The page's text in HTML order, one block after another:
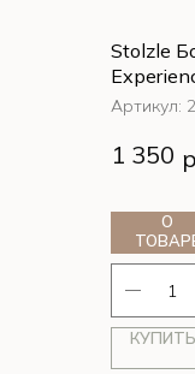
Stolzle
Артикул:
1 350
О
КУПИТЬ